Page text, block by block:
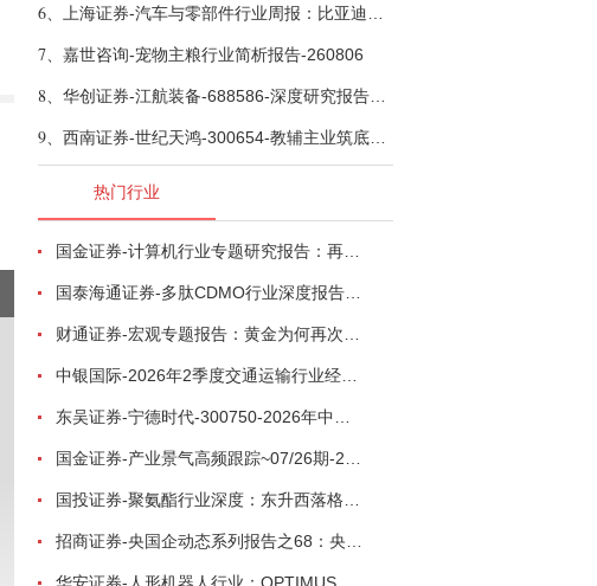
6、
7、 嘉世咨询-宠物主粮行业简析报告-260806
8、
9、
热门行业